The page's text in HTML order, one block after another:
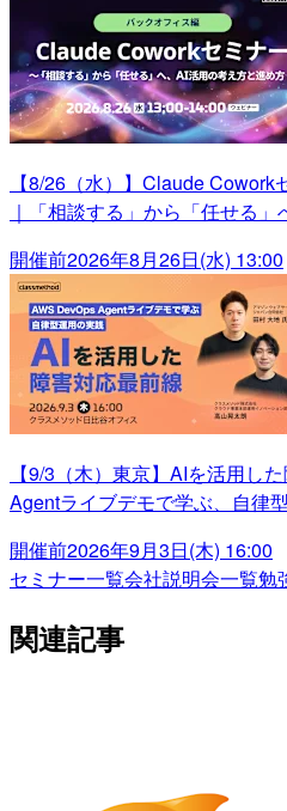
【8/26（水）】Claude
｜「相談する」から「任せる
開催前2026年8月26日(水) 13:00
【9/3（木）東京】AIを活用し
Agentライブデモで学ぶ、自律
開催前2026年9月3日(木) 16:00
セミナー一覧会社説明会一覧勉
関連記事